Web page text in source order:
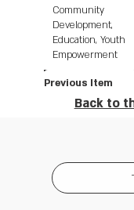
Previous Item
Community
Development,
Education, Youth
Empowerment
Back to